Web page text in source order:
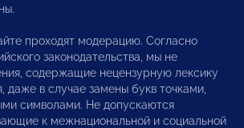
проходят модерацию. Согласно
законодательства, мы не
содержащие нецензурную лексику
даже в случае замены букв точками,
символами. Не допускаются
к межнациональной и социальной